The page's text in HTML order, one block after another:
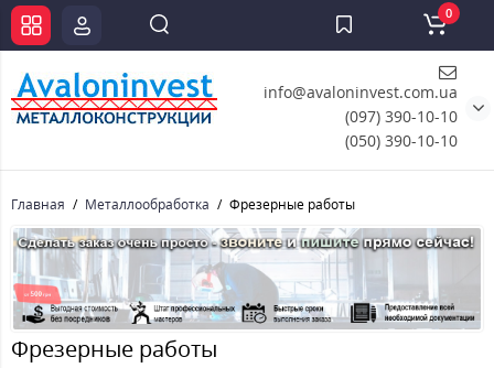
info@avaloninvest.com.ua
(097) 390-10-10
(050) 390-10-10
0
Главная Металлообработка Фрезерные работы
Фрезерные работы